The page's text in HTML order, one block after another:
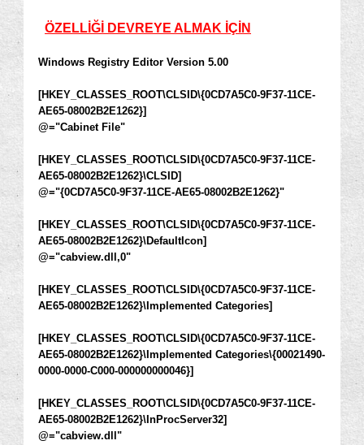
ÖZELLİĞİ DEVREYE ALMAK İÇİN
Windows Registry Editor Version 5.00
[HKEY_CLASSES_ROOT\CLSID\{0CD7A5C0-9F37-11CE-
AE65-08002B2E1262}]
@="Cabinet File"
[HKEY_CLASSES_ROOT\CLSID\{0CD7A5C0-9F37-11CE-
AE65-08002B2E1262}\CLSID]
@="{0CD7A5C0-9F37-11CE-AE65-08002B2E1262}"
[HKEY_CLASSES_ROOT\CLSID\{0CD7A5C0-9F37-11CE-
AE65-08002B2E1262}\DefaultIcon]
@="cabview.dll,0"
[HKEY_CLASSES_ROOT\CLSID\{0CD7A5C0-9F37-11CE-
AE65-08002B2E1262}\Implemented Categories]
[HKEY_CLASSES_ROOT\CLSID\{0CD7A5C0-9F37-11CE-
AE65-08002B2E1262}\Implemented Categories\{00021490-
0000-0000-C000-000000000046}]
[HKEY_CLASSES_ROOT\CLSID\{0CD7A5C0-9F37-11CE-
AE65-08002B2E1262}\InProcServer32]
@="cabview.dll"